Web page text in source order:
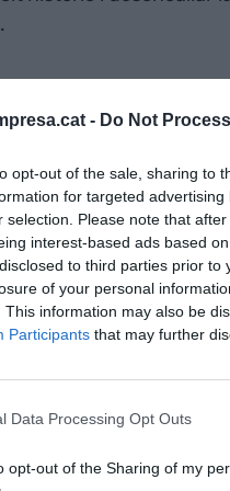
- Do Not
opt-out of the sale, sharing to
for targeted
selection. Please note that
interest-based ads based
to third parties prior
of your personal
This information may also be
Participants that may further
Data Processing Opt Outs
opt-out of the Sharing of my
avisava que no
el 2019 perquè cap
estatals,
econòmic, social i
la inversió
la patronal
tota la societat
de celebrar-se a
agents i entitats
entre molts altres,